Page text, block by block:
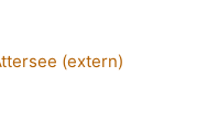
(extern)